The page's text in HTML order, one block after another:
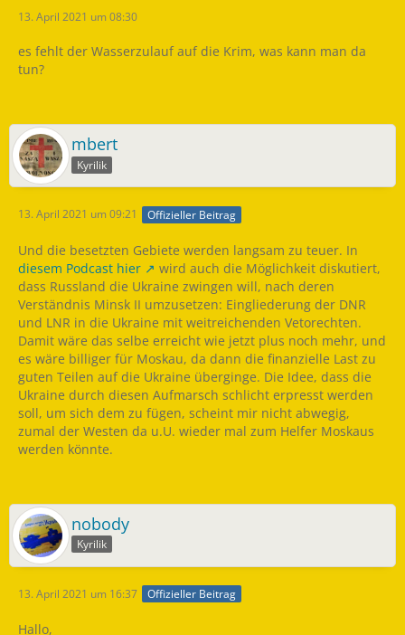
13. April 2021 um 08:30
es fehlt der Wasserzulauf auf die Krim, was kann man da
tun?
mbert
Kyrilik
13. April 2021 um 09:21 Offizieller Beitrag
Und die besetzten Gebiete werden langsam zu teuer. In
diesem Podcast hier
wird auch die Möglichkeit diskutiert,
dass Russland die Ukraine zwingen will, nach deren
Verständnis Minsk II umzusetzen: Eingliederung der DNR
und LNR in die Ukraine mit weitreichenden Vetorechten.
Damit wäre das selbe erreicht wie jetzt plus noch mehr, und
es wäre billiger für Moskau, da dann die finanzielle Last zu
guten Teilen auf die Ukraine überginge. Die Idee, dass die
Ukraine durch diesen Aufmarsch schlicht erpresst werden
soll, um sich dem zu fügen, scheint mir nicht abwegig,
zumal der Westen da u.U. wieder mal zum Helfer Moskaus
werden könnte.
nobody
Kyrilik
13. April 2021 um 16:37 Offizieller Beitrag
Hallo,